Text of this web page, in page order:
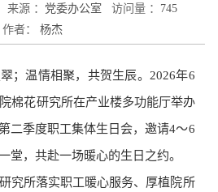
来源 ： 党委办公室 访问量 ： 745
作者：
杨杰
；温情相聚，共贺生辰。2026年6
棉花研究所在产业楼多功能厅举办
二季度职工集体生日会，邀请4～6
堂，共赴一场暖心的生日之约。
究所落实职工暖心服务、厚植院所